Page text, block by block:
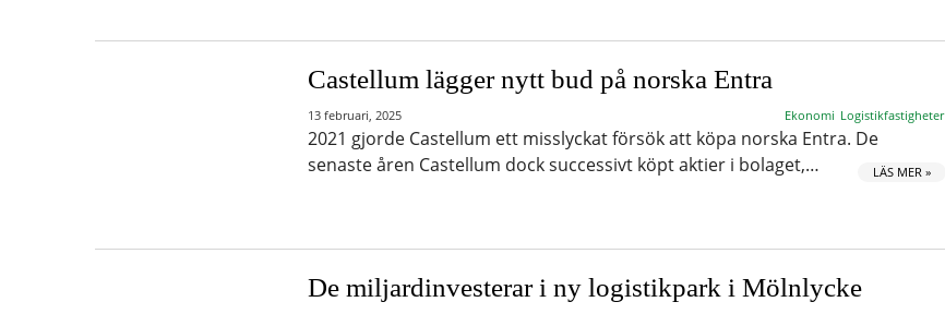
Castellum lägger nytt bud på norska Entra
13 februari, 2025 Ekonomi Logistikfastigheter
2021 gjorde Castellum ett misslyckat försök att köpa norska Entra. De
senaste åren Castellum dock successivt köpt aktier i bolaget,…
LÄS MER »
De miljardinvesterar i ny logistikpark i Mölnlycke